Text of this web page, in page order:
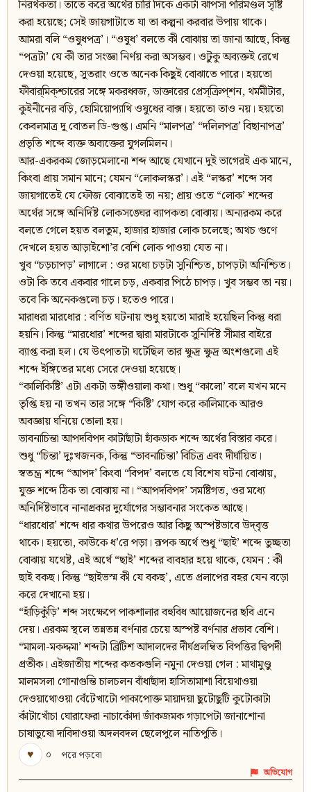
নিরর্থকতা। তাতে করে অর্থের চারি দিকে একটা ঝাপসা পরিমণ্ডল সৃষ্টি
করা হয়েছে; সেই জায়গাটাতে যা তা কল্পনা করবার উপায় থাকে।
আমরা বলি “ওষুধপত্র’। “ওষুধ’ বলতে কী বোঝায় তা জানা আছে, কিন্তু
“পত্রটা’ যে কী তার সংজ্ঞা নির্ণয় করা অসম্ভব। ওটুকু অব্যক্তই রেখে
দেওয়া হয়েছে, সুতরাং ওতে অনেক কিছুই বোঝাতে পারে। হয়তো
ফীবার্‌মিক্‌শ্চারের সঙ্গে মকরধ্বজ, ডাক্তারের প্রেস্‌ক্রিপ্‌শন, থর্মমীটার,
কুইনীনের বড়ি, হোমিয়োপ্যাথি ওষুধের বাক্স। হয়তো তাও নয়। হয়তো
কেবলমাত্র দু বোতল ডি-গুপ্ত। এমনি “মালপত্র’ “দলিলপত্র’ বিছানাপত্র’
প্রভৃতি শব্দে ব্যক্ত অব্যক্তের যুগলমিলন।
আর-একরকম জোড়মেলানো শব্দ আছে যেখানে দুই ভাগেরই এক মানে,
কিংবা প্রায় সমান মানে; যেমন “লোকলস্কর’। এই “লস্কর’ শব্দে সব
জায়গাতেই যে ফৌজ বোঝাতেই তা নয়; প্রায় ওতে “লোক’ শব্দের
অর্থের সঙ্গে অনির্দিষ্ট লোকসঙ্ঘের ব্যাপকতা বোঝায়। অন্যরকম করে
বলতে গেলে হয়ত বলতুম, হাজার হাজার লোক চলেছে; অথচ গুণে
দেখলে হয়ত আড়াইশো’র বেশি লোক পাওয়া যেত না।
খুব “চড়চাপড়’ লাগালে : ওর মধ্যে চড়টা সুনিশ্চিত, চাপড়টা অনিশ্চিত।
ওটা কি তবে একবার গালে চড়, একবার পিঠে চাপড়। খুব সম্ভব তা নয়।
তবে কি অনেকগুলো চড়। হতেও পারে।
মারাধরা মারধোর : বর্ণিত ঘটনায় শুধু হয়তো মারাই হয়েছিল কিন্তু ধরা
হয়নি। কিন্তু “মারধোর’ শব্দের দ্বারা মারটাকে সুনির্দিষ্ট সীমার বাইরে
ব্যাপ্ত করা হল। যে উৎপাতটা ঘটেছিল তার ক্ষুদ্র ক্ষুদ্র অংশগুলো এই
শব্দে ইঙ্গিতের মধ্যে সেরে দেওয়া হয়েছে।
“কালিকিষ্টি’ এটা একটা ভঙ্গীওয়ালা কথা। শুধু “কালো’ বলে যখন মনে
তৃপ্তি হয় না তখন তার সঙ্গে “কিষ্টি’ যোগ করে কালিমাকে আরও
অবজ্ঞায় ঘনিয়ে তোলা হয়।
ভাবনাচিন্তা আপদবিপদ কাটাছাঁটা হাঁকডাক শব্দে অর্থের বিস্তার করে।
শুধু “চিন্তা’ দুঃখজনক, কিন্তু “ভাবনাচিন্তা’ বিচিত্র এবং দীর্ঘায়িত।
স্বতন্ত্র শব্দে “আপদ’ কিংবা “বিপদ’ বলতে যে বিশেষ ঘটনা বোঝায়,
যুক্ত শব্দে ঠিক তা বোঝায় না। “আপদবিপদ’ সমষ্টিগত, ওর মধ্যে
অনির্দিষ্টভাবে নানাপ্রকার দুর্যোগের সম্ভাবনার সংকেত আছে।
“ধারধোর’ শব্দে ধার কথার উপরেও আর কিছু অস্পষ্টভাবে উদ্‌বৃত্ত
থাকে। হয়তো, কাউকে ধ’রে পড়া। রূপক অর্থে শুধু “ছাই’ শব্দে তুচ্ছতা
বোঝায় যথেষ্ট, এই অর্থে “ছাই’ শব্দের ব্যবহার হয়ে থাকে, যেমন : কী
ছাই বকছ। কিন্তু “ছাইভস্ম কী যে বকছ’, এতে প্রলাপের বহর যেন বড়ো
করে দেখানো হয়।
“হাঁড়িকুঁড়ি’ শব্দ সংক্ষেপে পাকশালার বহুবিধ আয়োজনের ছবি এনে
দেয়। এরকম স্থলে তন্নতন্ন বর্ণনার চেয়ে অস্পষ্ট বর্ণনার প্রভাব বেশি।
“মামলা-মকদ্দমা’ শব্দটা ব্রিটিশ আদালদের দীর্ঘপ্রলম্বিত বিপত্তির দ্বিপদী
প্রতীক। এইজাতীয় শব্দের কতকগুলি নমুনা দেওয়া গেল : মাথামুণ্ডু
মালমসলা গোনাগুন্তি চালচলন বাঁধাছাঁদা হাসিতামাশা বিয়েথাওয়া
দেওয়াথোওয়া বেঁটেখাটো পাকাপোক্ত মায়াদয়া ছুটোছুটি কুটোকাটা
কাঁটাখোঁচা ঘোরাফেরা নাচাকোঁদা জাঁকজমক গড়াপেটা জানাশোনা
চাষাভুষো দাবিদাওয়া অদলবদল ছেলেপুলে নাতিপুতি।
♥
০ পরে পড়বো
অভিযোগ